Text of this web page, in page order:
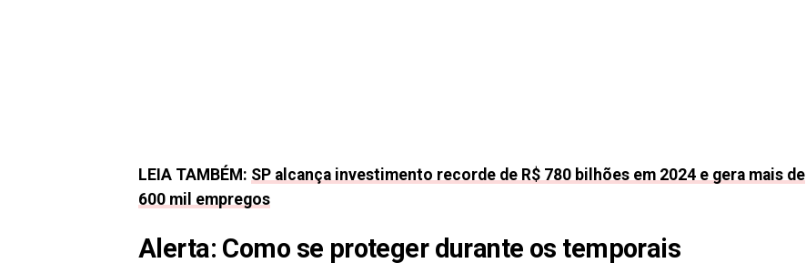
LEIA TAMBÉM: SP alcança investimento recorde de R$ 780 bilhões em 2024 e gera mais de
600 mil empregos
Alerta: Como se proteger durante os temporais